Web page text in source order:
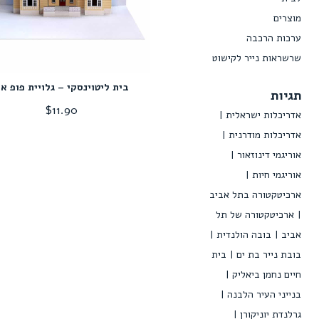
מוצרים
ערכות הרכבה
שרשראות נייר לקישוט
תגיות
אדריכלות ישראלית
אדריכלות מודרנית
אוריגמי דינוזאור
אוריגמי חיות
ארכיטקטורה בתל אביב
ארכיטקטורה של תל
אביב
בובה הולנדית
בובת נייר בת ים
בית
חיים נחמן ביאליק
בנייני העיר הלבנה
גרלנדת יוניקורן
בית ליטוינסקי – גלויית פופ
$11.90